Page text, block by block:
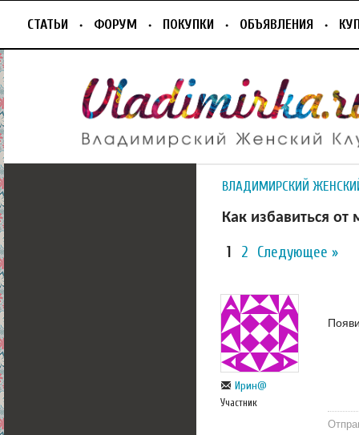
СТАТЬИ ФОРУМ ПОКУПКИ ОБЪЯВЛЕНИЯ
ВЛАДИМИРСКИЙ
Как избавиться от
1 2 Следующее »
Ирин@
Участник